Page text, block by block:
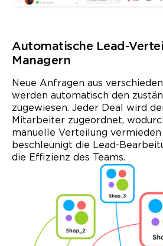
Automatische Lead-
Managern
Neue Anfragen aus
werden automatisch den
zugewiesen. Jeder Deal wird
Mitarbeiter zugeordnet,
manuelle Verteilung vermieden
beschleunigt die Lead-
die Effizienz des Teams.